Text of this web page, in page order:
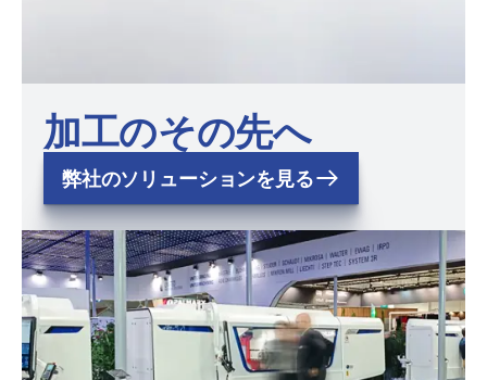
加工のその先へ
弊社のソリューションを見る